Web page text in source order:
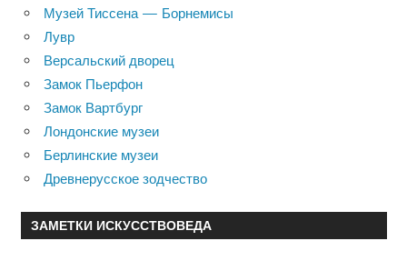
Музей Тиссена — Борнемисы
Лувр
Версальский дворец
Замок Пьерфон
Замок Вартбург
Лондонские музеи
Берлинские музеи
Древнерусское зодчество
ЗАМЕТКИ ИСКУССТВОВЕДА